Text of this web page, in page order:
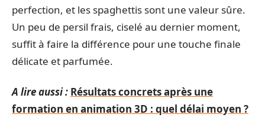
perfection, et les spaghettis sont une valeur sûre.
Un peu de persil frais, ciselé au dernier moment,
suffit à faire la différence pour une touche finale
délicate et parfumée.
A lire aussi : Résultats concrets après une
formation en animation 3D : quel délai moyen ?